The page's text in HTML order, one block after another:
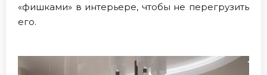
«фишками» в интерьере, чтобы не перегрузить
его.